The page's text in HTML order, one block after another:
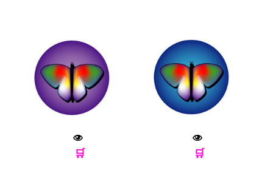
🛒 🛒